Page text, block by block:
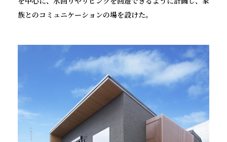
族とのコミュニケーションの場を設けた。